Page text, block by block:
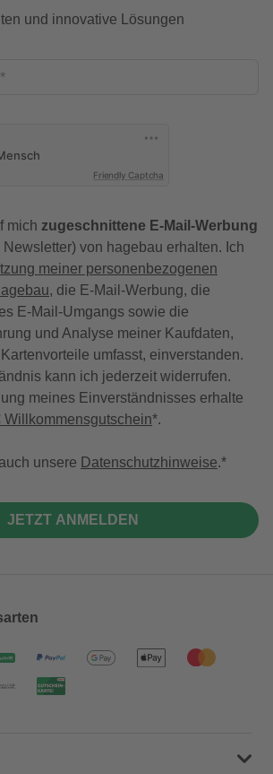
und innovative Lösungen
Friendly Captcha
mich zugeschnittene E-Mail-Werbung
von hagebau erhalten. Ich
meiner personenbezogenen
, die E-Mail-Werbung, die
E-Mail-Umgangs sowie die
und Analyse meiner Kaufdaten,
umfasst, einverstanden.
kann ich jederzeit widerrufen.
meines Einverständnisses erhalte
Willkommensgutschein*.
unsere Datenschutzhinweise.
JETZT ANMELDEN